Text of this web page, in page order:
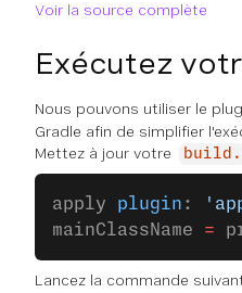
Voir la source complète
Exécutez
Nous pouvons utiliser le
Gradle afin de simplifier
Mettez à jour votre
apply plugin :
mainClassName =
Lancez la commande